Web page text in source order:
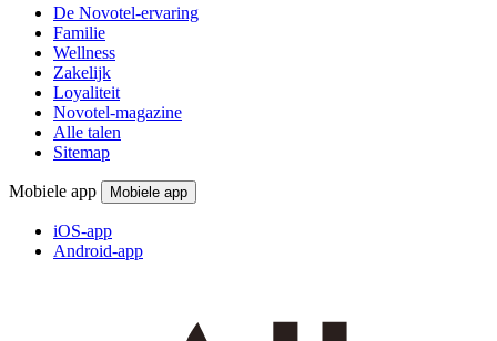
De Novotel-ervaring
Familie
Wellness
Zakelijk
Loyaliteit
Novotel-magazine
Alle talen
Sitemap
Mobiele app Mobiele app
iOS-app
Android-app